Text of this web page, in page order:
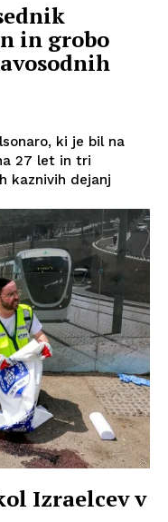
in grobo
ki je bil na
27 let in tri
kaznivih dejanj
Izraelcev v